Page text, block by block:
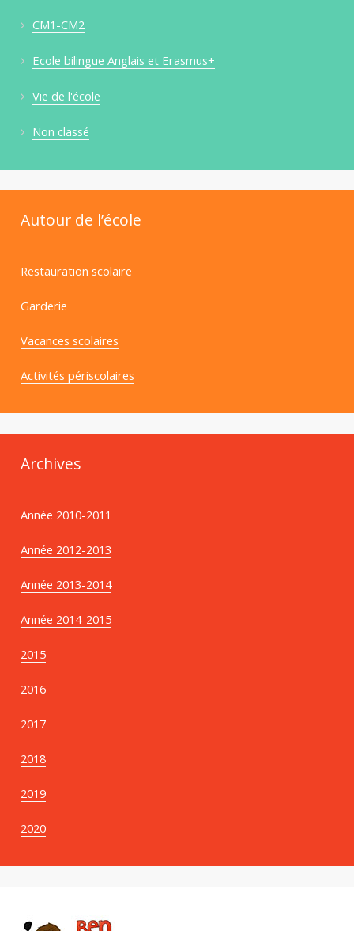
CM1-CM2
Ecole bilingue Anglais et Erasmus+
Vie de l'école
Non classé
Autour de l’école
Restauration scolaire
Garderie
Vacances scolaires
Activités périscolaires
Archives
Année 2010-2011
Année 2012-2013
Année 2013-2014
Année 2014-2015
2015
2016
2017
2018
2019
2020
B